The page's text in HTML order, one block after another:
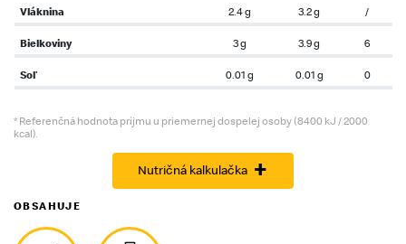
Vláknina 2.4 g 3.2 g /
Bielkoviny 3 g 3.9 g 6
Soľ 0.01 g 0.01 g 0
* Referenčná hodnota príjmu u priemernej dospelej osoby (8400 kJ / 2000
kcal).
Nutričná kalkulačka +
OBSAHUJE